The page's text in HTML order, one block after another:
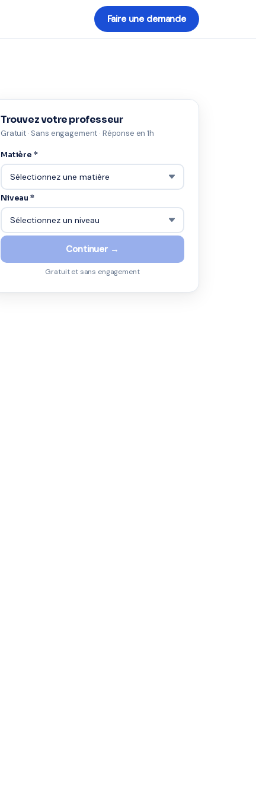
Faire une demande
Trouvez votre professeur
Gratuit · Sans engagement · Réponse en 1h
Matière *
Niveau *
Continuer →
Gratuit et sans engagement